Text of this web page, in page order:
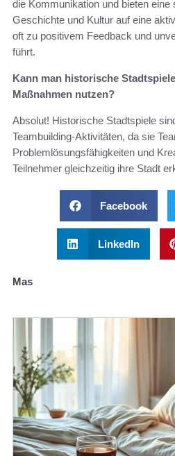
die Kommunikation und bieten eine
Geschichte und Kultur auf eine
oft zu positivem Feedback und
führt.
Kann man historische
Maßnahmen nutzen?
Absolut! Historische Stadtspiele
Teambuilding-Aktivitäten, da sie
Problemlösungsfähigkeiten und
Teilnehmer gleichzeitig ihre Stadt
Facebook
LinkedIn
Mas